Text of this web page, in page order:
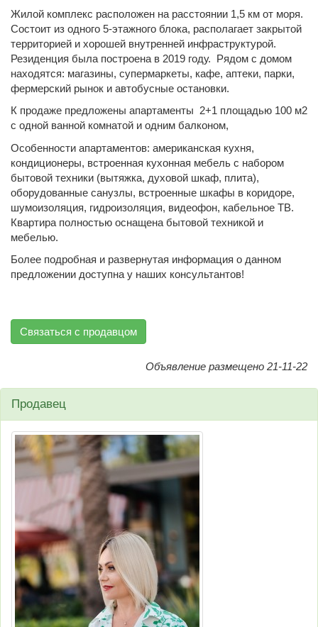
Жилой комплекс расположен на расстоянии 1,5 км от моря.
Состоит из одного 5-этажного блока, располагает закрытой
территорией и хорошей внутренней инфраструктурой.
Резиденция была построена в 2019 году. Рядом с домом
находятся: магазины, супермаркеты, кафе, аптеки, парки,
фермерский рынок и автобусные остановки.
К продаже предложены апартаменты 2+1 площадью 100 м2
с одной ванной комнатой и одним балконом,
Особенности апартаментов: американская кухня,
кондиционеры, встроенная кухонная мебель с набором
бытовой техники (вытяжка, духовой шкаф, плита),
оборудованные санузлы, встроенные шкафы в коридоре,
шумоизоляция, гидроизоляция, видеофон, кабельное ТВ.
Квартира полностью оснащена бытовой техникой и
мебелью.
Более подробная и развернутая информация о данном
предложении доступна у наших консультантов!
Связаться с продавцом
Объявление размещено 21-11-22
Продавец